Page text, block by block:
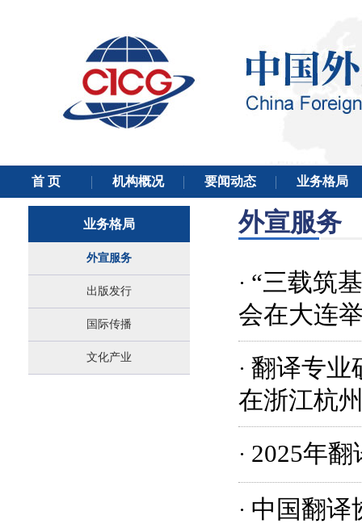
业务格局
外宣服务
出版发行
国际传播
文化产业
外宣服务
· “三载筑
会在大连
· 翻译专业
在浙江杭
· 2025年
· 中国翻译